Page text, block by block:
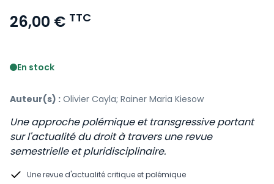
26,00 € TTC
En stock
Auteur(s) : Olivier Cayla; Rainer Maria Kiesow
Une approche polémique et transgressive portant
sur l'actualité du droit à travers une revue
semestrielle et pluridisciplinaire.
Une revue d'actualité critique et polémique